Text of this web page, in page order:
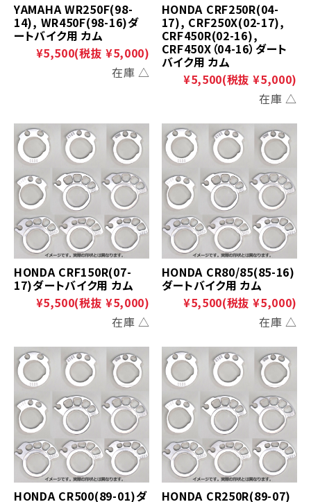
YAMAHA WR250F(98-
14), WR450F(98-16)ダ
ートバイク用 カム
¥5,500(税抜 ¥5,000)
在庫 △
HONDA CRF250R(04-
17), CRF250X(02-17),
CRF450R(02-16),
CRF450X（04-16）ダート
バイク用 カム
¥5,500(税抜 ¥5,000)
在庫 △
HONDA CRF150R(07-
17)ダートバイク用 カム
¥5,500(税抜 ¥5,000)
在庫 △
HONDA CR80/85(85-16)
ダートバイク用 カム
¥5,500(税抜 ¥5,000)
在庫 △
HONDA CR500(89-01)ダ HONDA CR250R(89-07)